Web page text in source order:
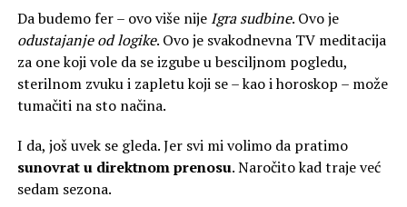
Da budemo fer – ovo više nije Igra sudbine. Ovo je
odustajanje od logike. Ovo je svakodnevna TV meditacija
za one koji vole da se izgube u besciljnom pogledu,
sterilnom zvuku i zapletu koji se – kao i horoskop – može
tumačiti na sto načina.
I da, još uvek se gleda. Jer svi mi volimo da pratimo
sunovrat u direktnom prenosu. Naročito kad traje već
sedam sezona.